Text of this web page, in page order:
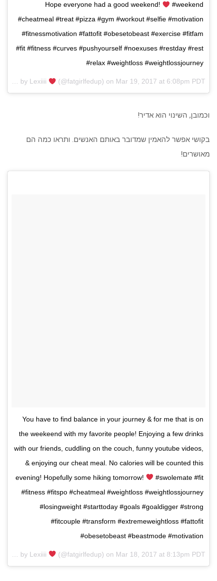
Hope everyone had a good weekend!
#weekend
#cheatmeal #treat #pizza #gym #workout #selfie #motivation
#fitnessmotivation #fattofit #obesetobeast #exercise #fitfam
#fit #fitness #curves #pushyourself #noexuses #restday #rest
#relax #weightloss #weightlossjourney
A post shared by Lexiiii (@fatgirlfedup) on Mar 19, 2017 at 6:08pm PDT
וכמובן, השינוי הוא אדיר!
בקושי אפשר להאמין שמדובר באותם האנשים. ותראו כמה הם
מאושרים!
You have to find balance in your journey & for me that is on
the weekeend with my favorite people! Enjoying a few drinks
with our friends, cuddling on the couch, funny youtube videos,
& enjoying our cheat meal. No calories will be counted this
evening! Hopefully some hiking tomorrow!
#swolemate #fit
#fitness #fitspo #cheatmeal #weightloss #weightlossjourney
#losingweight #starttoday #goals #goaldigger #strong
#fitcouple #transform #extremeweightloss #fattofit
#obesetobeast #beastmode #motivation
(@fatgirlfedup) on Mar 18, 2017 at 8:13pm PDT